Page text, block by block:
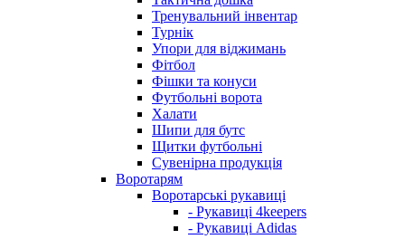
Тренувальний інвентар
Турнік
Упори для віджимань
Фітбол
Фішки та конуси
Футбольні ворота
Халати
Шипи для бутс
Щитки футбольні
Сувенірна продукція
Воротарям
Воротарські рукавиці
- Рукавиці 4keepers
- Рукавиці Adidas